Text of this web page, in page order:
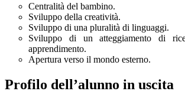
Centralità del bambino.
Sviluppo della creatività.
Sviluppo di una pluralità di linguaggi.
Sviluppo di un atteggiamento di
apprendimento.
Apertura verso il mondo esterno.
Profilo dell’alunno in uscita